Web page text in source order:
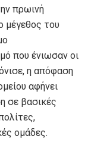
πρωινή
μέγεθος του
που ένιωσαν οι
η απόφαση
αφήνει
σε βασικές
ομάδες.